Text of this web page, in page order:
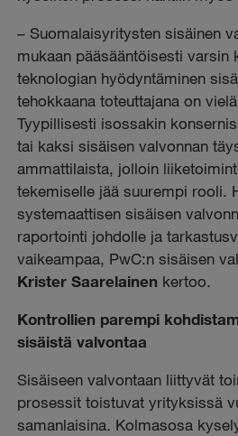
– Suomalaisyritysten sisäinen
mukaan pääsääntöisesti varsin
teknologian hyödyntäminen
tehokkaana toteuttajana on
Tyypillisesti isossakin
tai kaksi sisäisen valvonnan
ammattilaista, jolloin
tekemiselle jää suurempi rooli.
systemaattisen sisäisen
raportointi johdolle ja
vaikeampaa, PwC:n sisäisen
Krister Saarelainen kertoo.
Kontrollien parempi
sisäistä valvontaa
Sisäiseen valvontaan liittyvät
prosessit toistuvat yrityksissä
samanlaisina. Kolmasosa